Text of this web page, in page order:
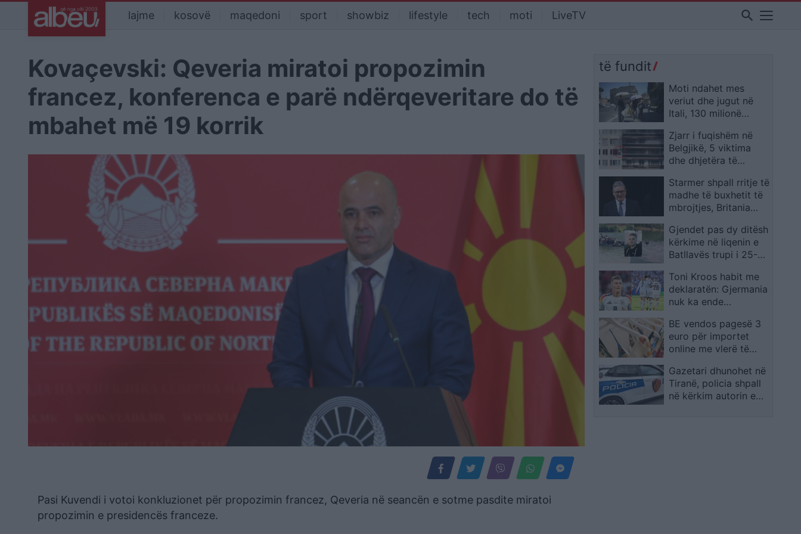
lajme kosovë maqedoni sport showbiz lifestyle tech moti LiveTV search
Kovaçevski: Qeveria miratoi propozimin
francez, konferenca e parë ndërqeveritare do të
mbahet më 19 korrik
Pasi Kuvendi i votoi konkluzionet për propozimin francez, Qeveria në seancën e sotme pasdite miratoi
propozimin e presidencës franceze.
të fundit
Moti ndahet mes
veriut dhe jugut në
Itali, 130 milionë
nga vala e të nxehtit
Zjarr i fuqishëm në
Belgjikë, 5 viktima
dhe dhjetëra të
banorët përpiqen të
shpëtojnë nga
ballkonet
Starmer shpall rritje të
madhe të buxhetit të
mbrojtjes, Britania
paund në vit para
samitit të NATO-s në
Ankara
Gjendet pas dy ditësh
kërkime në liqenin e
Batllavës trupi i 25-
Toni Kroos habit me
deklaratën: Gjermania
nuk ka ende
botëror
BE vendos pagesë 3
euro për importet
online me vlerë të
Temu dhe AliExpress
Gazetari dhunohet në
Tiranë, policia shpall
në kërkim autorin e